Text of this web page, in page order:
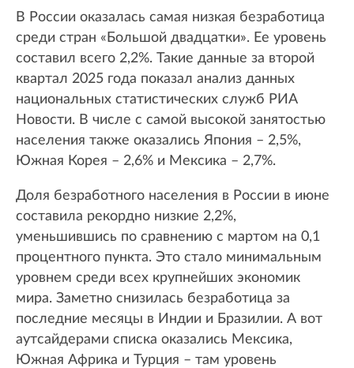
В России оказалась самая низкая безработица
среди стран «Большой двадцатки». Ее уровень
составил всего 2,2%. Такие данные за второй
квартал 2025 года показал анализ данных
национальных статистических служб РИА
Новости. В числе с самой высокой занятостью
населения также оказались Япония – 2,5%,
Южная Корея – 2,6% и Мексика – 2,7%.
Доля безработного населения в России в июне
составила рекордно низкие 2,2%,
уменьшившись по сравнению с мартом на 0,1
процентного пункта. Это стало минимальным
уровнем среди всех крупнейших экономик
мира. Заметно снизилась безработица за
последние месяцы в Индии и Бразилии. А вот
аутсайдерами списка оказались Мексика,
Южная Африка и Турция – там уровень